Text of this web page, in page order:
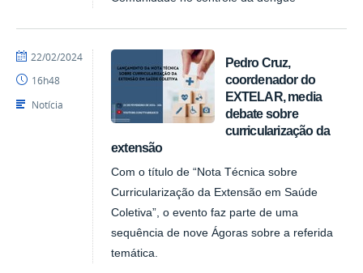
Pedro Cruz,
coordenador do
EXTELAR, media
debate sobre
curricularização da
extensão
Com o título de “Nota Técnica sobre
Curricularização da Extensão em Saúde
Coletiva”, o evento faz parte de uma
sequência de nove Ágoras sobre a referida
temática.
por
publicado
22/02/2024
16h48
Notícia